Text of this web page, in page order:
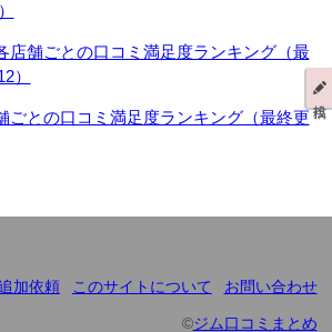
店舗ごとの口コミ満足度ランキング（最
）
ごとの口コミ満足度ランキング（最終更
加依頼 このサイトについて お問い合わせ
ジム口コミまとめ